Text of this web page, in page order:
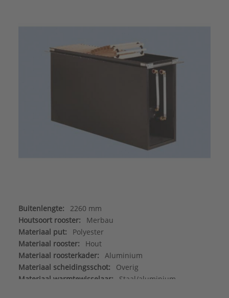
Buitenlengte:
2260 mm
Houtsoort rooster:
Merbau
Materiaal put:
Polyester
Materiaal rooster:
Hout
Materiaal roosterkader:
Aluminium
Materiaal scheidingsschot:
Overig
Materiaal warmtewisselaar:
Staal/aluminium